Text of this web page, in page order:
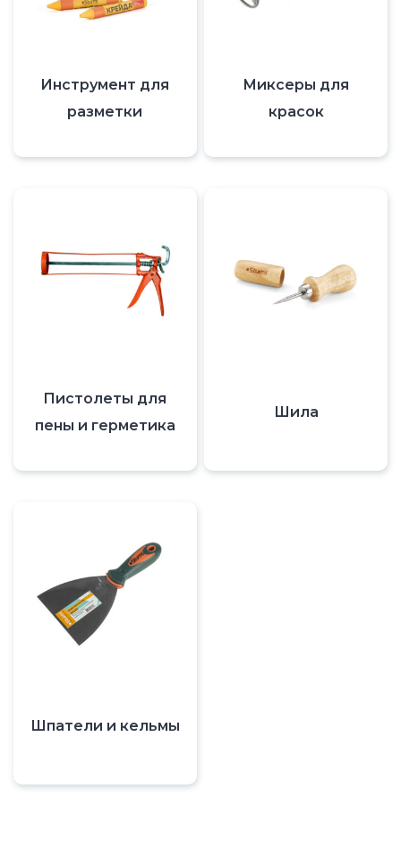
Инструмент для
разметки
Миксеры для
красок
Пистолеты для
пены и герметика
Шила
Шпатели и кельмы